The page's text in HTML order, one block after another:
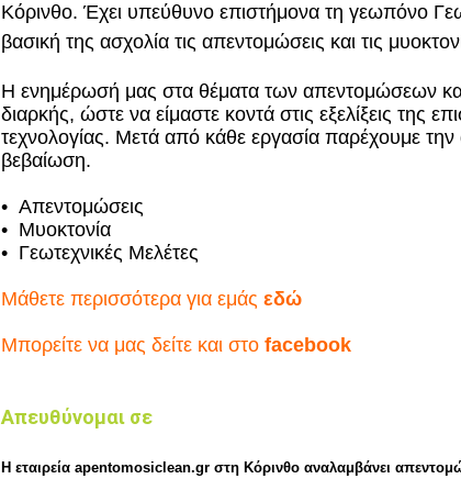
Κόρινθο. Έχει υπεύθυνο επιστήμονα τη γεωπόνο
βασική της ασχολία τις απεντομώσεις και τις
Η ενημέρωσή μας στα θέματα των απεντομώσεων και
διαρκής, ώστε να είμαστε κοντά στις εξελίξεις της
τεχνολογίας. Μετά από κάθε εργασία παρέχουμε
βεβαίωση.
• Απεντομώσεις
• Μυοκτονία
• Γεωτεχνικές Μελέτες
Μάθετε περισσότερα για εμάς εδώ
Μπορείτε να μας δείτε και στο facebook
Απευθύνομαι σε
Η εταιρεία apentomosiclean.gr στη Κόρινθο αναλαμβάνει